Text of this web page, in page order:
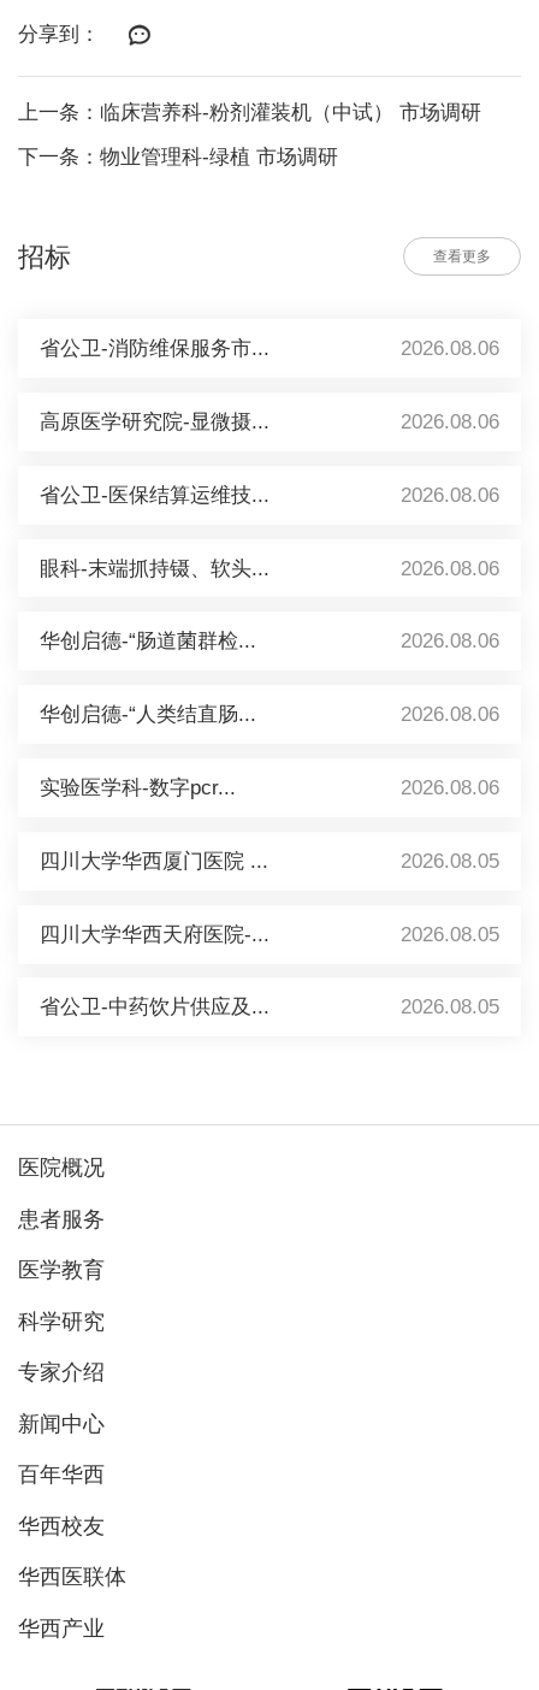
分享到：
上一条：临床营养科-粉剂灌装机（中试） 市场调研
下一条：物业管理科-绿植 市场调研
招标 查看更多
省公卫-消防维保服务市... 2026.08.06
高原医学研究院-显微摄... 2026.08.06
省公卫-医保结算运维技... 2026.08.06
眼科-末端抓持镊、软头... 2026.08.06
华创启德-“肠道菌群检... 2026.08.06
华创启德-“人类结直肠... 2026.08.06
实验医学科-数字pcr... 2026.08.06
四川大学华西厦门医院 ... 2026.08.05
四川大学华西天府医院-... 2026.08.05
省公卫-中药饮片供应及... 2026.08.05
医院概况
患者服务
医学教育
科学研究
专家介绍
新闻中心
百年华西
华西校友
华西医联体
华西产业